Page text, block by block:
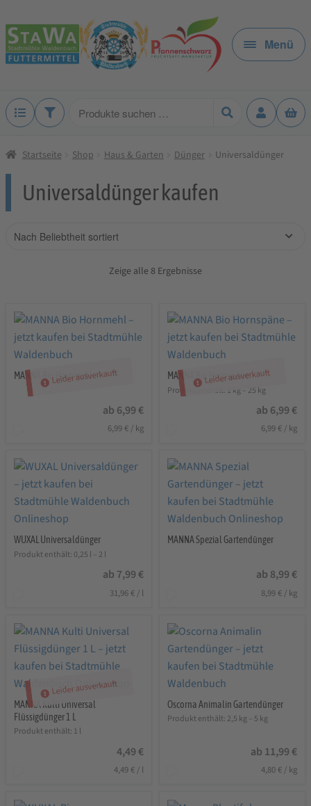
Zur
Navigation
springen
Zum
Inhalt
springen
Menü
Produkte
Startseite Shop Haus & Garten Dünger Universaldünger
Universaldünger kaufen
Zeige alle 8 Ergebnisse
Leider ausverkauft
MANNA Bio Hornmehl
ab 6,99 €
6,99 € / kg
Leider ausverkauft
MANNA Bio Hornspäne
Produkt enthält: 1 kg– 25 kg
ab 6,99 €
6,99 €/ kg
WUXAL Universaldünger
Produkt enthält: 0,25 l – 2 l
ab 7,99 €
31,96 € / l
MANNA Spezial Gartendünger
ab 8,99 €
8,99 €/ kg
Leider ausverkauft
MANNA Kulti Universal
Flüssigdünger 1 L
Produkt enthält: 1 l
4,49 €
4,49 € / l
Oscorna Animalin Gartendünger
Produkt enthält: 2,5 kg– 5 kg
ab 11,99 €
4,80 €/ kg